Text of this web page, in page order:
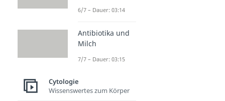
6/7 – Dauer: 03:14
Antibiotika und
Milch
7/7 – Dauer: 03:15
Cytologie
Wissenswertes zum Körper